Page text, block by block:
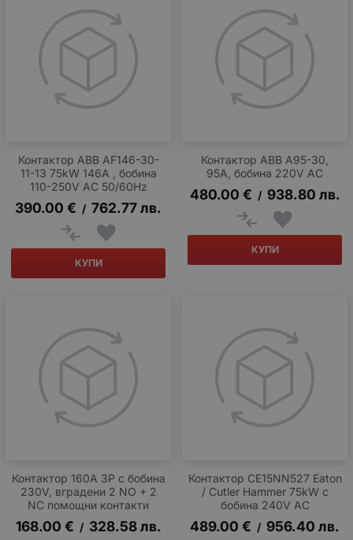
Контактор ABB AF146-30-
11-13 75kW 146A , бобина
110-250V AC 50/60Hz
390.00 € / 762.77лв.
КУПИ
Контактор ABB A95-30,
95A, бобина 220V AC
480.00 € / 938.80 лв.
КУПИ
Контактор 160A 3P с бобина
230V, вградени 2 NO + 2
NC помощни контакти
168.00 € / 328.58 лв.
Контактор CE15NN527 Eaton
/ Cutler Hammer 75kW с
бобина 240V AC
489.00 € / 956.40 лв.